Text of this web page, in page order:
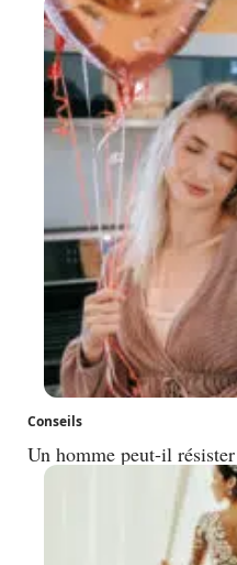
Conseils
Un homme peut-il